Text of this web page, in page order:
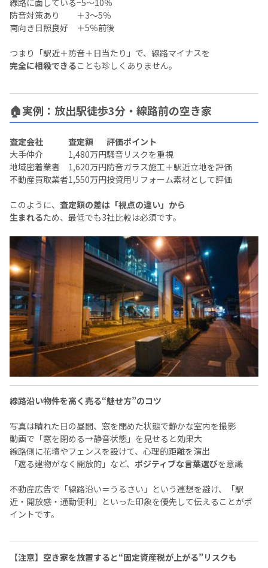
線路に面している−5〜10％
防音対策あり
＋3〜5％
南向き日照良好
＋5％前後
つまり「駅近＋防音＋日当たり」で、線路マイナスを
完全に相殺できることも珍しくありません。
🏠実例：放出駅徒歩3分・線路前の空き家
査定会社 査定額
評価ポイント
大手仲介
1,480万円騒音リスクを重視
地域密着業者
1,620万円防音ガラス施工＋駅近立地を評価
不動産買取業者1,550万円投資用リフォーム素材として評価
このように、査定額の差は「視点の違い」から
生まれるため、最低でも3社比較は必須です。
線路沿い物件を高く売る“魅せ方”のコツ
写真は晴れた日の昼間、窓を閉めた状態で静かな室内を撮影
動画で「窓を閉める→静音状態」を見せると効果大
線路側に花壇やフェンスを設けて、心理的距離を演出
「遮る建物がなく開放的」など、 ポジティブな言葉選びを意識
不動産広告で「線路沿い＝うるさい」という連想を避け、「駅
近・開放感・通勤便利」といった印象を優先して伝えることがポ
イントです。
【注意】空き家を放置すると“固定資産税が上がる”リスクも